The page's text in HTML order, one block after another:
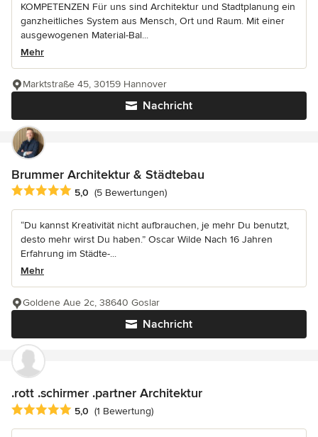
KOMPETENZEN Für uns sind Architektur und Stadtplanung ein
ganzheitliches System aus Mensch, Ort und Raum. Mit einer
ausgewogenen Material-Bal...
Mehr
Nachricht
Marktstraße 45, 30159 Hannover
Brummer Architektur & Städtebau
Durchschnittliche Bewertung: 5 von 5 Sternen
5,0 (5 Bewertungen)
“Du kannst Kreativität nicht aufbrauchen, je mehr Du benutzt,
desto mehr wirst Du haben.” Oscar Wilde Nach 16 Jahren
Erfahrung im Städte-...
Mehr
Nachricht
Goldene Aue 2c, 38640 Goslar
.rott .schirmer .partner Architektur
Durchschnittliche Bewertung: 5 von 5 Sternen
5,0 (1 Bewertung)